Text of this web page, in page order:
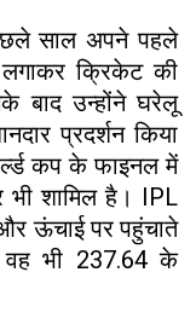
साल अपने पहले
क्रिकेट की
बाद उन्होंने घरेलू
प्रदर्शन किया
कप के फाइनल में
भी शामिल है। IPL
ऊंचाई पर पहुंचाते
भी 237.64 के